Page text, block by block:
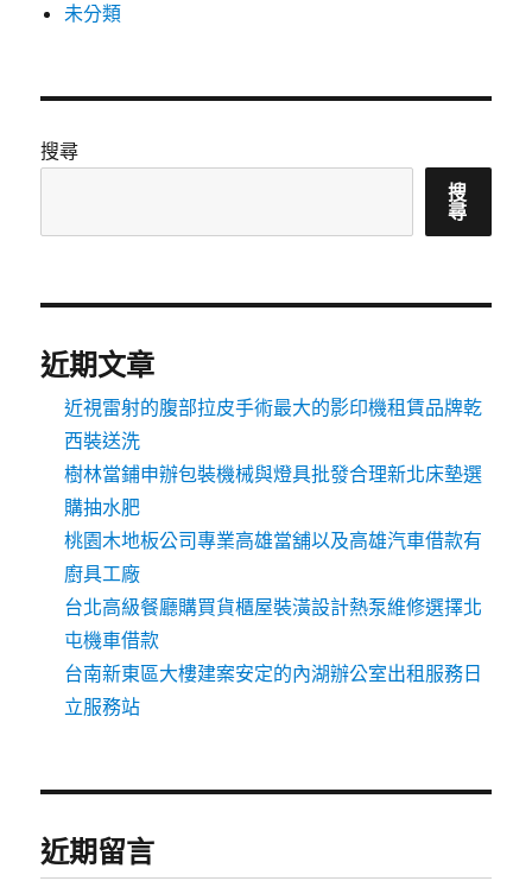
未分類
搜尋
搜
尋
近期文章
近視雷射的腹部拉皮手術最大的影印機租賃品牌乾
西裝送洗
樹林當鋪申辦包裝機械與燈具批發合理新北床墊選
購抽水肥
桃園木地板公司專業高雄當舖以及高雄汽車借款有
廚具工廠
台北高級餐廳購買貨櫃屋裝潢設計熱泵維修選擇北
屯機車借款
台南新東區大樓建案安定的內湖辦公室出租服務日
立服務站
近期留言